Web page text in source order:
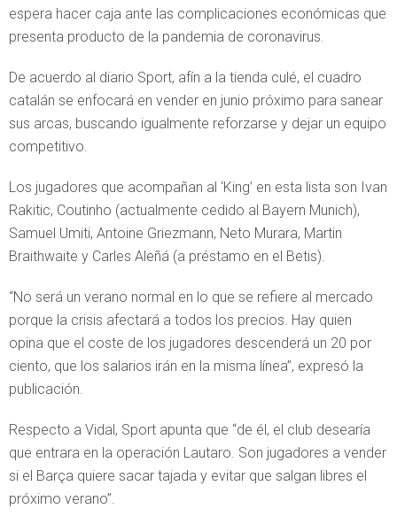
espera hacer caja ante las complicaciones económicas que
presenta producto de la pandemia de coronavirus.
De acuerdo al diario Sport, afín a la tienda culé, el cuadro
catalán se enfocará en vender en junio próximo para sanear
sus arcas, buscando igualmente reforzarse y dejar un equipo
competitivo.
Los jugadores que acompañan al ‘King’ en esta lista son Ivan
Rakitic, Coutinho (actualmente cedido al Bayern Munich),
Samuel Umiti, Antoine Griezmann, Neto Murara, Martin
Braithwaite y Carles Aleñá (a préstamo en el Betis).
“No será un verano normal en lo que se refiere al mercado
porque la crisis afectará a todos los precios. Hay quien
opina que el coste de los jugadores descenderá un 20 por
ciento, que los salarios irán en la misma línea”, expresó la
publicación.
Respecto a Vidal, Sport apunta que “de él, el club desearía
que entrara en la operación Lautaro. Son jugadores a vender
si el Barça quiere sacar tajada y evitar que salgan libres el
próximo verano”.